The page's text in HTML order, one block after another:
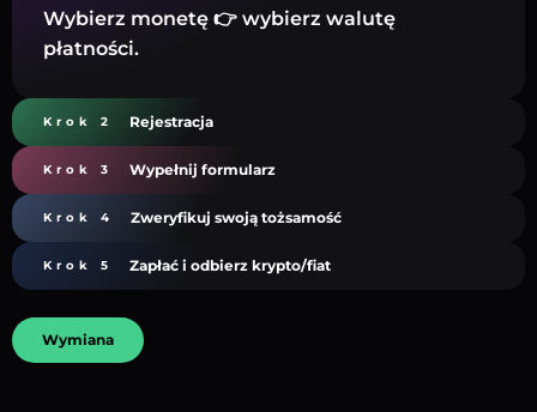
Wybierz monetę 👉 wybierz walutę
płatności.
Krok 2 Rejestracja
Krok 3 Wypełnij formularz
Krok 4 Zweryfikuj swoją tożsamość
Krok 5 Zapłać i odbierz krypto/fiat
Wymiana